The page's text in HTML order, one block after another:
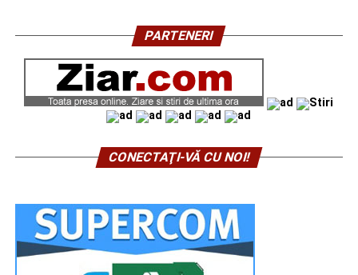
PARTENERI
CONECTAŢI-VĂ CU NOI!